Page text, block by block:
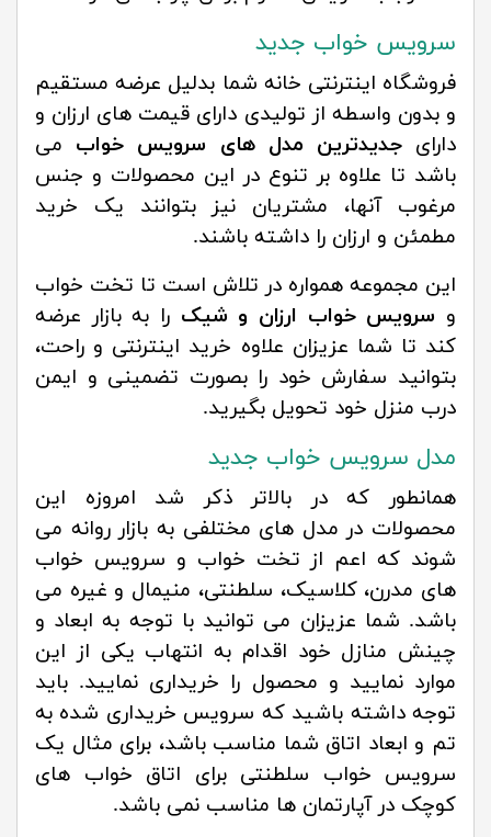
سرویس خواب جدید
فروشگاه اینترنتی خانه شما بدلیل عرضه مستقیم
و بدون واسطه از تولیدی دارای قیمت های ارزان و
دارایجدیدترین مدل های سرویس خواب می
باشد تا علاوه بر تنوع در این محصولات و جنس
مرغوب آنها، مشتریان نیز بتوانند یک خرید
مطمئن و ارزان را داشته باشند.
این مجموعه همواره در تلاش است تا تخت خواب
و سرویس خواب ارزان و شیک را به بازار عرضه
کند تا شما عزیزان علاوه خرید اینترنتی و راحت،
بتوانید سفارش خود را بصورت تضمینی و ایمن
درب منزل خود تحویل بگیرید.
مدل سرویس خواب جدید
همانطور که در بالاتر ذکر شد امروزه این
محصولات در مدل های مختلفی به بازار روانه می
شوند که اعم از تخت خواب و سرویس خواب
های مدرن، کلاسیک، سلطنتی، منیمال و غیره می
باشد. شما عزیزان می توانید با توجه به ابعاد و
چینش منازل خود اقدام به انتهاب یکی از این
موارد نمایید و محصول را خریداری نمایید. باید
توجه داشته باشید که سرویس خریداری شده به
تم و ابعاد اتاق شما مناسب باشد، برای مثال یک
سرویس خواب سلطنتی برای اتاق خواب های
کوچک در آپارتمان ها مناسب نمی باشد.